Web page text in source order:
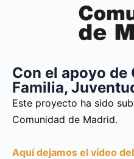
Con el apoyo de
Familia,
Este proyecto ha sido
Comunidad de Madrid.
Aquí dejamos el vídeo